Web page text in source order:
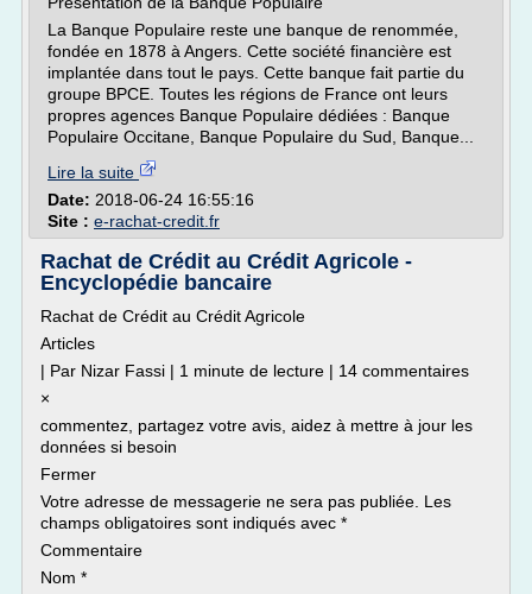
La Banque Populaire reste une banque de renommée,
fondée en 1878 à Angers. Cette société financière est
implantée dans tout le pays. Cette banque fait partie du
groupe BPCE. Toutes les régions de France ont leurs
propres agences Banque Populaire dédiées : Banque
Populaire Occitane, Banque Populaire du Sud, Banque...
Lire la suite
Date: 2018-06-24 16:55:16
Site : e-rachat-credit.fr
Rachat de Crédit au Crédit Agricole -
Encyclopédie bancaire
Rachat de Crédit au Crédit Agricole
Articles
| Par Nizar Fassi | 1 minute de lecture | 14 commentaires
×
commentez, partagez votre avis, aidez à mettre à jour les
données si besoin
Fermer
Votre adresse de messagerie ne sera pas publiée. Les
champs obligatoires sont indiqués avec *
Commentaire
Nom *